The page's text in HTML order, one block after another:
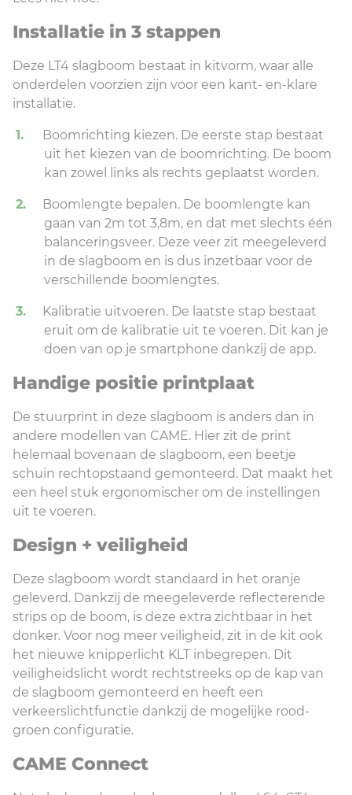
Installatie in 3 stappen
Deze LT4 slagboom bestaat in kitvorm, waar alle
onderdelen voorzien zijn voor een kant- en-klare
installatie.
Boomrichting kiezen. De eerste stap bestaat
uit het kiezen van de boomrichting. De boom
kan zowel links als rechts geplaatst worden.
Boomlengte bepalen. De boomlengte kan
gaan van 2m tot 3,8m, en dat met slechts één
balanceringsveer. Deze veer zit meegeleverd
in de slagboom en is dus inzetbaar voor de
verschillende boomlengtes.
Kalibratie uitvoeren. De laatste stap bestaat
eruit om de kalibratie uit te voeren. Dit kan je
doen van op je smartphone dankzij de app.
Handige positie printplaat
De stuurprint in deze slagboom is anders dan in
andere modellen van CAME. Hier zit de print
helemaal bovenaan de slagboom, een beetje
schuin rechtopstaand gemonteerd. Dat maakt het
een heel stuk ergonomischer om de instellingen
uit te voeren.
Design + veiligheid
Deze slagboom wordt standaard in het oranje
geleverd. Dankzij de meegeleverde reflecterende
strips op de boom, is deze extra zichtbaar in het
donker. Voor nog meer veiligheid, zit in de kit ook
het nieuwe knipperlicht KLT inbegrepen. Dit
veiligheidslicht wordt rechtstreeks op de kap van
de slagboom gemonteerd en heeft een
verkeerslichtfunctie dankzij de mogelijke rood-
groen configuratie.
CAME Connect